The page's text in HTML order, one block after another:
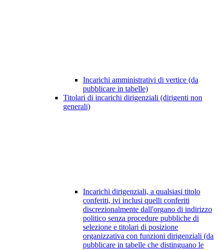
Incarichi amministrativi di vertice (da
pubblicare in tabelle)
Titolari di incarichi dirigenziali (dirigenti non
generali)
Incarichi dirigenziali, a qualsiasi titolo
conferiti, ivi inclusi quelli conferiti
discrezionalmente dall'organo di indirizzo
politico senza procedure pubbliche di
selezione e titolari di posizione
organizzativa con funzioni dirigenziali (da
pubblicare in tabelle che distinguano le